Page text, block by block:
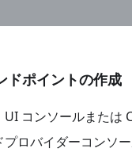
ドポイントの作成
コンソールまたは
プロバイダーコンソ